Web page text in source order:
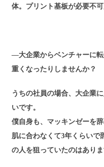
体。プリント基板が必要不
―大企業からベンチャーに
重くなったりしませんか？
うちの社員の場合、大企業
いです。
僕自身も、マッキンゼーを
肌に合わなくて3年くらいで
の人を狙っていたのはありま